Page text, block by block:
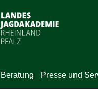
Presse und